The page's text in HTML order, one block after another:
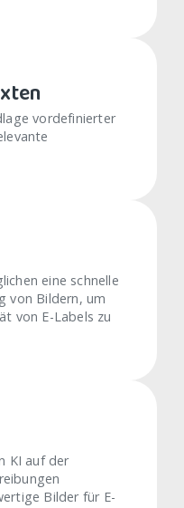
vordefinierter
eine schnelle
von Bildern, um
von E-Labels zu
KI auf der
Bilder für E-